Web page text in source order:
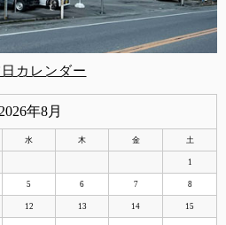
カレンダー
2026年8月
水 木 金 土
1
5 6 7 8
12 13 14 15